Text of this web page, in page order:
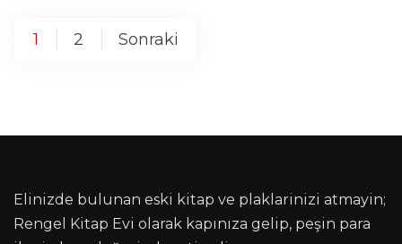
1 2 Sonraki
Elinizde bulunan eski kitap ve plaklarinizi atmayin;
Rengel Kitap Evi olarak kapınıza gelip, peşin para